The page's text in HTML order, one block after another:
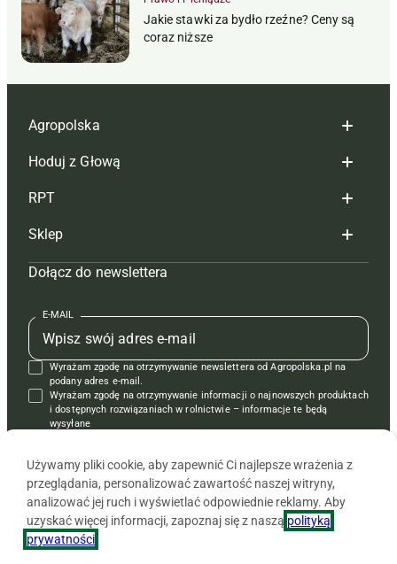
Jakie stawki za bydło rzeźne? Ceny są
coraz niższe
Agropolska
Redakcja
Reklama
Tagi
Mapa serwisu
Kontakt
Regulamin
Polityka prywatności
Hoduj z Głową
Hoduj z głową bydło
Hoduj z głową świnie
Prenumerata
Redakcja
Kontakt
Reklama
RPT
Redakcja
Prenumerata
Reklama
Kontakt
Krzyżówki
Sklep
Czasopisma i prenumerata
Książki
Regulamin
Dołącz do newslettera
E-MAIL
Wyrażam zgodę na otrzymywanie newslettera od Agropolska.pl na
podany adres e-mail.
Wyrażam zgodę na otrzymywanie informacji o najnowszych produktach
i dostępnych rozwiązaniach w rolnictwie – informacje te będą
wysyłane
Używamy pliki cookie, aby zapewnić Ci najlepsze wrażenia z
przeglądania, personalizować zawartość naszej witryny,
analizować jej ruch i wyświetlać odpowiednie reklamy. Aby
uzyskać więcej informacji, zapoznaj się z naszą polityką
prywatności